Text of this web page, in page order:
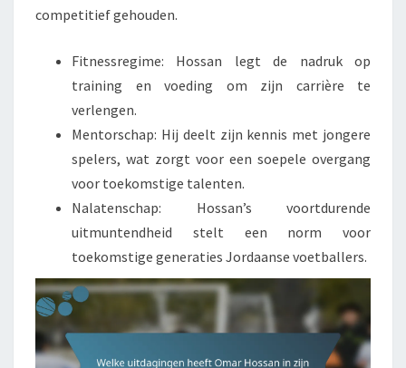
competitief gehouden.
Fitnessregime: Hossan legt de nadruk op
training en voeding om zijn carrière te
verlengen.
Mentorschap: Hij deelt zijn kennis met jongere
spelers, wat zorgt voor een soepele overgang
voor toekomstige talenten.
Nalatenschap: Hossan’s voortdurende
uitmuntendheid stelt een norm voor
toekomstige generaties Jordaanse voetballers.